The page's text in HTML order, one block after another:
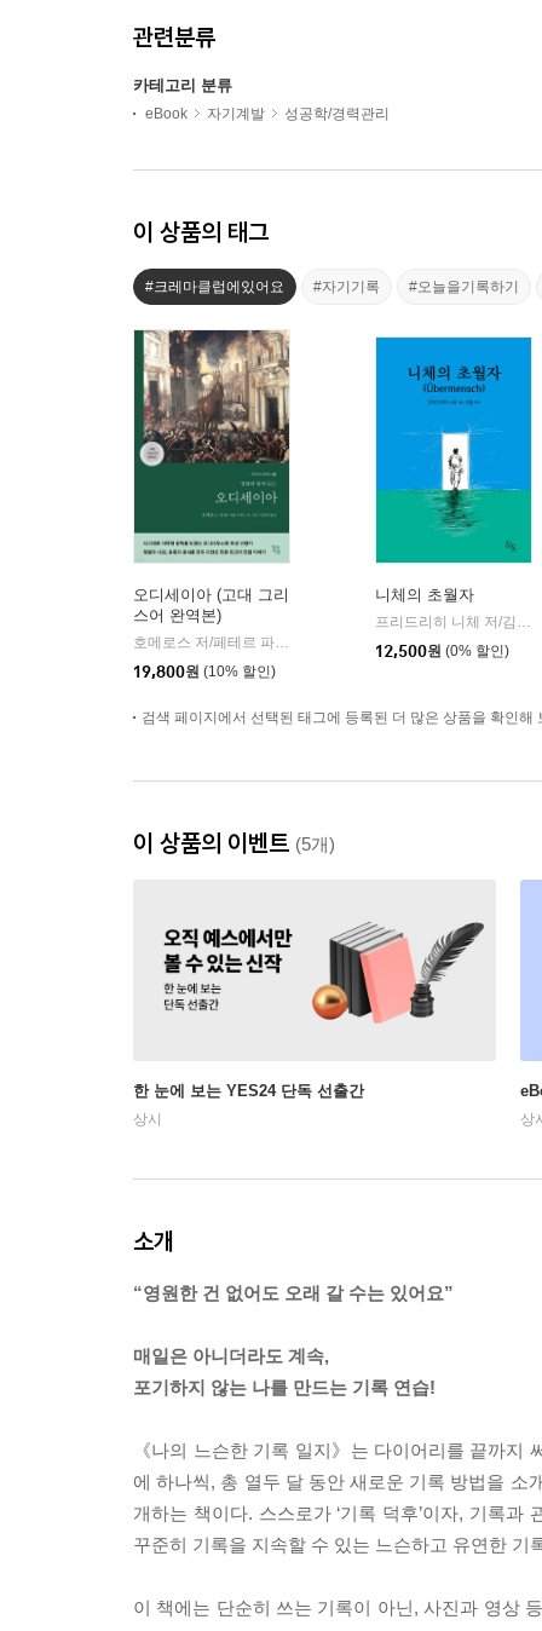
관련분류
카테고리 분류
eBook 자기계발 성공학/경력관리
이 상품의 태그
#크레마클럽에있어요 #자기기록 #오늘을기록하기
오디세이아 (고대 그리
스어 완역본)
| 현대지성
19,800원 (10% 할인)
니체의 초월자
12,500원 (0% 할인)
검색 페이지에서 선택된 태그에 등록된 더 많은 상품을 확인해
이 상품의 이벤트 (5개)
한 눈에 보는 YES24 단독 선출간
상시 상
소개
“영원한 건 없어도 오래 갈 수는 있어요”
매일은 아니더라도 계속,
포기하지 않는 나를 만드는 기록 연습!
《나의 느슨한 기록 일지》는 다이어리를 끝까지
에 하나씩, 총 열두 달 동안 새로운 기록 방법을 소
개하는 책이다. 스스로가 ‘기록 덕후’이자, 기록
꾸준히 기록을 지속할 수 있는 느슨하고 유연한 기
이 책에는 단순히 쓰는 기록이 아닌, 사진과 영상